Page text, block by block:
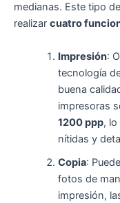
medianas. Este tipo
realizar cuatro
Impresión:
tecnología
buena
impresoras
1200 ppp, lo
nítidas y
Copia:
fotos de
impresión,